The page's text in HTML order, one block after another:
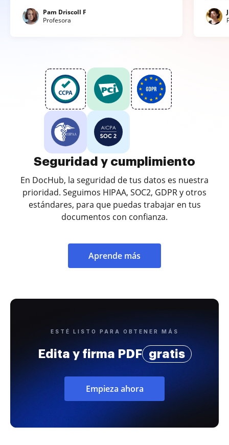
Pam Driscoll F
Profesora
Seguridad y cumplimiento
En DocHub, la seguridad de tus datos es nuestra
prioridad. Seguimos HIPAA, SOC2, GDPR y otros
estándares, para que puedas trabajar en tus
documentos con confianza.
Aprende más
ESTÉ LISTO PARA OBTENER MÁS
Edita y firma PDF gratis
Empieza ahora